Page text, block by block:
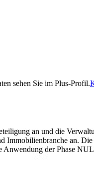
sehen Sie im Plus-Profil.
an und die
Immobilienbranche an.
Anwendung der Phase